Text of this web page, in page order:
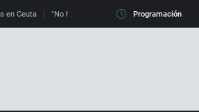
en Ceuta "No hay mafias, que no nos engañen":
Programación